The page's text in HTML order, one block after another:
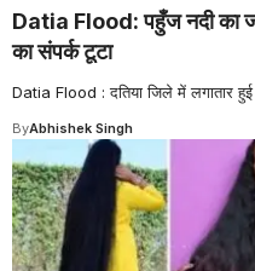
Datia Flood: पहुँज नदी का
का संपर्क टूटा
Datia Flood : दतिया जिले में लगातार हुई
ByAbhishek Singh